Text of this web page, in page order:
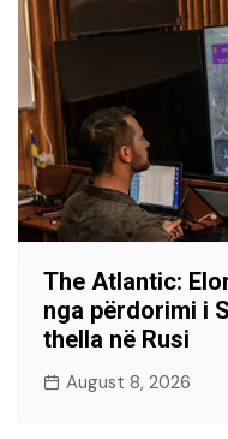
The Atlantic:
nga përdorimi i
thella në Rusi
August 8, 2026